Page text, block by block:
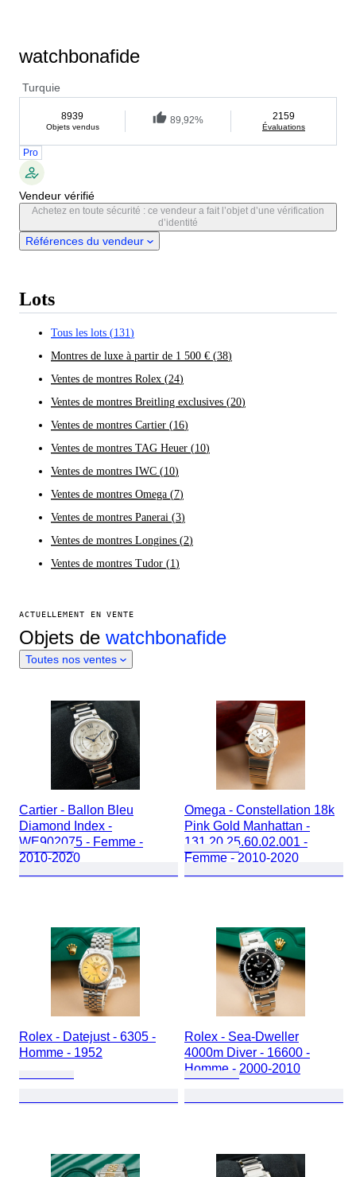
watchbonafide
Turquie
8939
Objets vendus
89,92% 2159
Évaluations
Pro
Vendeur vérifié
Achetez en toute sécurité : ce vendeur a fait l’objet d’une vérification
d’identité
Références du vendeur
Lots
Tous les lots (131)
Montres de luxe à partir de 1 500 € (38)
Ventes de montres Rolex (24)
Ventes de montres Breitling exclusives (20)
Ventes de montres Cartier (16)
Ventes de montres TAG Heuer (10)
Ventes de montres IWC (10)
Ventes de montres Omega (7)
Ventes de montres Panerai (3)
Ventes de montres Longines (2)
Ventes de montres Tudor (1)
ACTUELLEMENT EN VENTE
Objets de watchbonafide
Toutes nos ventes
Cartier - Ballon Bleu
Diamond Index -
WE902075 - Femme -
2010-2020
Omega - Constellation 18k
Pink Gold Manhattan -
131.20.25.60.02.001 -
Femme - 2010-2020
Rolex - Datejust - 6305 -
Homme - 1952
Rolex - Sea-Dweller
4000m Diver - 16600 -
Homme - 2000-2010